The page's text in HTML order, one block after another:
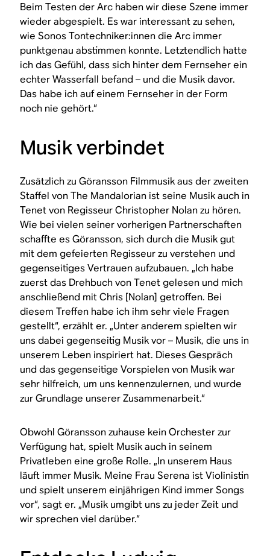
Beim Testen der Arc haben wir diese Szene immer
wieder abgespielt. Es war interessant zu sehen,
wie Sonos Tontechniker:innen die Arc immer
punktgenau abstimmen konnte. Letztendlich hatte
ich das Gefühl, dass sich hinter dem Fernseher ein
echter Wasserfall befand – und die Musik davor.
Das habe ich auf einem Fernseher in der Form
noch nie gehört.“
Musik verbindet
Zusätzlich zu Göransson Filmmusik aus der zweiten
Staffel vonThe Mandalorianist seine Musik auch in
Tenetvon Regisseur Christopher Nolan zu hören.
Wie bei vielen seiner vorherigen Partnerschaften
schaffte es Göransson, sich durch die Musik gut
mit dem gefeierten Regisseur zu verstehen und
gegenseitiges Vertrauen aufzubauen. „Ich habe
zuerst das Drehbuch vonTenetgelesen und mich
anschließend mit Chris [Nolan] getroffen. Bei
diesem Treffen habe ich ihm sehr viele Fragen
gestellt“, erzählt er. „Unter anderem spielten wir
uns dabei gegenseitig Musik vor – Musik, die uns in
unserem Leben inspiriert hat. Dieses Gespräch
und das gegenseitige Vorspielen von Musik war
sehr hilfreich, um uns kennenzulernen, und wurde
zur Grundlage unserer Zusammenarbeit.“
Obwohl Göransson zuhause kein Orchester zur
Verfügung hat, spielt Musik auch in seinem
Privatleben eine große Rolle. „In unserem Haus
läuft immer Musik. Meine Frau Serena ist Violinistin
und spielt unserem einjährigen Kind immer Songs
vor“, sagt er. „Musik umgibt uns zu jeder Zeit und
wir sprechen viel darüber.“